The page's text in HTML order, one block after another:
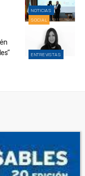
NOTICIAS
SOCIAL
ENTREVISTAS